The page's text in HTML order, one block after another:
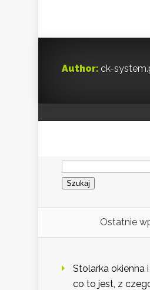
Author: ck-
Szukaj:
Ostatnie
Stolarka okienna
co to jest, z